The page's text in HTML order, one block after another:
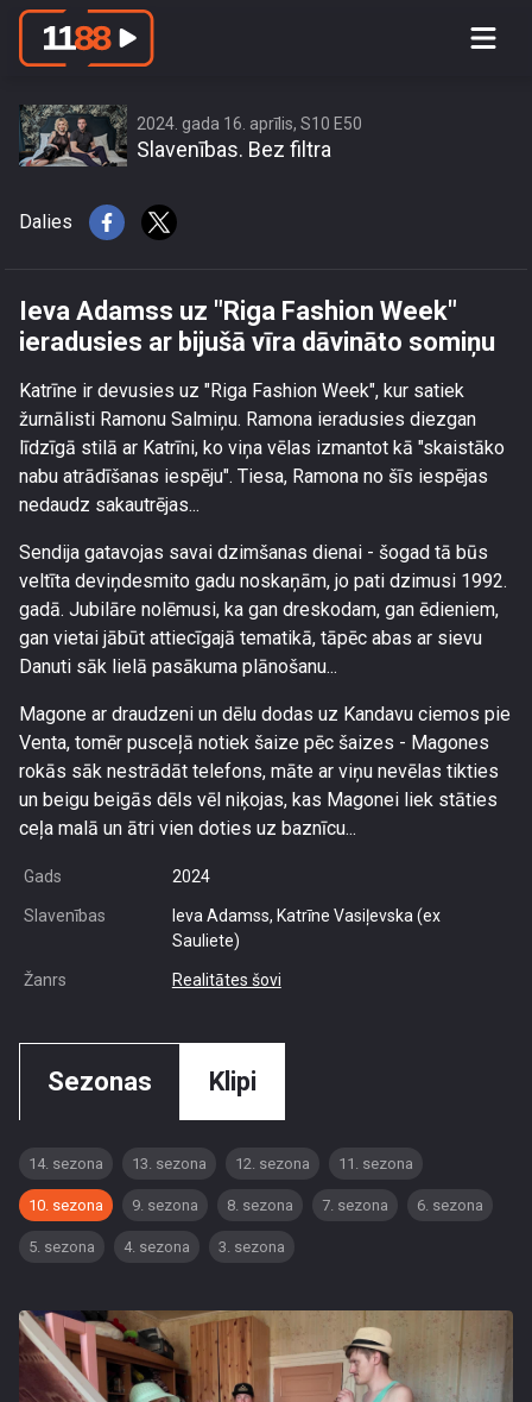
Ieva Adamss uz \"Riga Fashion
2024. gada 16. aprīlis, S10 E50
Slavenības. Bez filtra
Dalies
Ieva Adamss uz "Riga Fashion Week"
ieradusies ar bijušā vīra dāvināto somiņu
Katrīne ir devusies uz "Riga Fashion Week", kur satiek
žurnālisti Ramonu Salmiņu. Ramona ieradusies diezgan
līdzīgā stilā ar Katrīni, ko viņa vēlas izmantot kā "skaistāko
nabu atrādīšanas iespēju". Tiesa, Ramona no šīs iespējas
nedaudz sakautrējas...
Sendija gatavojas savai dzimšanas dienai - šogad tā būs
veltīta deviņdesmito gadu noskaņām, jo pati dzimusi 1992.
gadā. Jubilāre nolēmusi, ka gan dreskodam, gan ēdieniem,
gan vietai jābūt attiecīgajā tematikā, tāpēc abas ar sievu
Danuti sāk lielā pasākuma plānošanu...
Magone ar draudzeni un dēlu dodas uz Kandavu ciemos pie
Venta, tomēr pusceļā notiek šaize pēc šaizes - Magones
rokās sāk nestrādāt telefons, māte ar viņu nevēlas tikties
un beigu beigās dēls vēl niķojas, kas Magonei liek stāties
ceļa malā un ātri vien doties uz baznīcu...
Gads 2024
Slavenības
Ieva Adamss, Katrīne Vasiļevska (ex
Sauliete)
Žanrs Realitātes šovi
Sezonas Klipi
14. sezona 13. sezona 12. sezona 11. sezona
10. sezona 9. sezona 8. sezona 7. sezona 6. sezona
5. sezona 4. sezona 3. sezona